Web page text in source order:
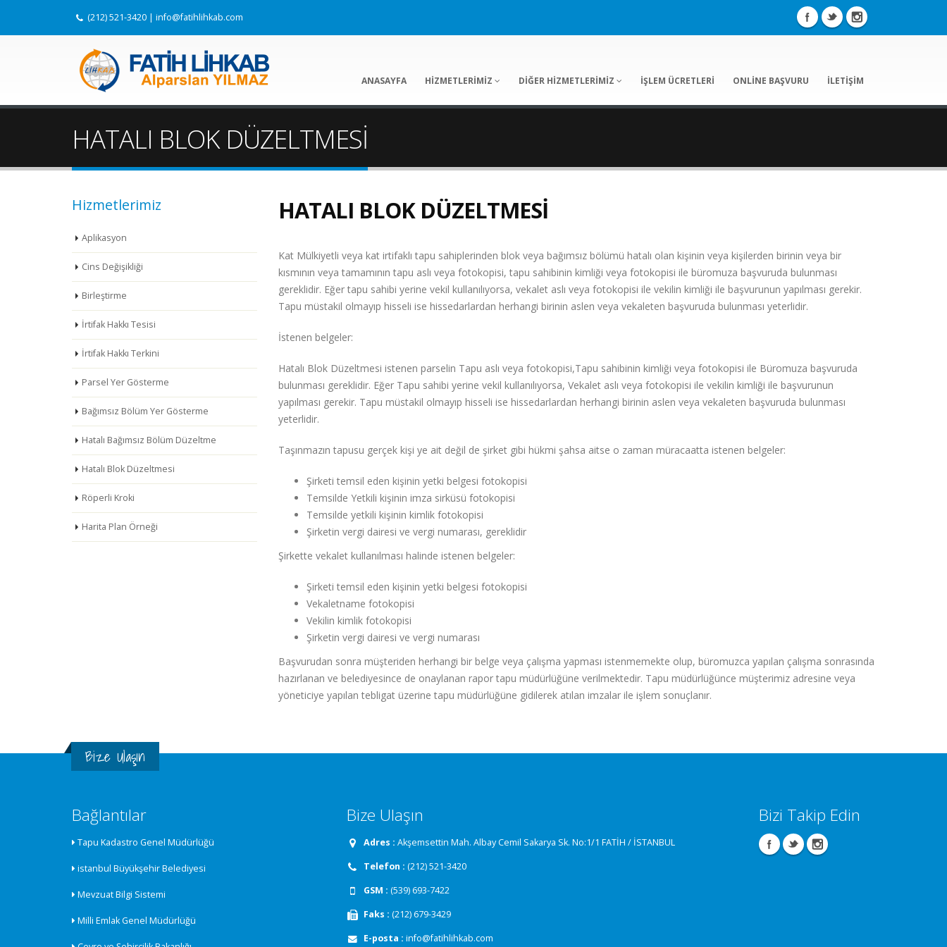
(212) 521-3420 | info@fatihlihkab.com
ANASAYFA HİZMETLERİMİZ DİĞER HİZMETLERİMİZ İŞLEM ÜCRETLERİ ONLİNE BAŞVURU İLETİŞİM
HATALI BLOK DÜZELTMESİ
Hizmetlerimiz
Aplikasyon
Cins Değişikliği
Birleştirme
İrtifak Hakkı Tesisi
İrtifak Hakkı Terkini
Parsel Yer Gösterme
Bağımsız Bölüm Yer Gösterme
Hatalı Bağımsız Bölüm Düzeltme
Hatalı Blok Düzeltmesi
Röperli Kroki
Harita Plan Örneği
HATALI BLOK DÜZELTMESİ
Kat Mülkiyetli veya kat irtifaklı tapu sahiplerinden blok veya bağımsız bölümü hatalı olan kişinin veya kişilerden birinin veya bir
kısmının veya tamamının tapu aslı veya fotokopisi, tapu sahibinin kimliği veya fotokopisi ile büromuza başvuruda bulunması
gereklidir. Eğer tapu sahibi yerine vekil kullanılıyorsa, vekalet aslı veya fotokopisi ile vekilin kimliği ile başvurunun yapılması gerekir.
Tapu müstakil olmayıp hisseli ise hissedarlardan herhangi birinin aslen veya vekaleten başvuruda bulunması yeterlidir.
İstenen belgeler:
Hatalı Blok Düzeltmesi istenen parselin Tapu aslı veya fotokopisi,Tapu sahibinin kimliği veya fotokopisi ile Büromuza başvuruda
bulunması gereklidir. Eğer Tapu sahibi yerine vekil kullanılıyorsa, Vekalet aslı veya fotokopisi ile vekilin kimliği ile başvurunun
yapılması gerekir. Tapu müstakil olmayıp hisseli ise hissedarlardan herhangi birinin aslen veya vekaleten başvuruda bulunması
yeterlidir.
Taşınmazın tapusu gerçek kişi ye ait değil de şirket gibi hükmi şahsa aitse o zaman müracaatta istenen belgeler:
Şirketi temsil eden kişinin yetki belgesi fotokopisi
Temsilde Yetkili kişinin imza sirküsü fotokopisi
Temsilde yetkili kişinin kimlik fotokopisi
Şirketin vergi dairesi ve vergi numarası, gereklidir
Şirkette vekalet kullanılması halinde istenen belgeler:
Şirketi temsil eden kişinin yetki belgesi fotokopisi
Vekaletname fotokopisi
Vekilin kimlik fotokopisi
Şirketin vergi dairesi ve vergi numarası
Başvurudan sonra müşteriden herhangi bir belge veya çalışma yapması istenmemekte olup, büromuzca yapılan çalışma sonrasında
hazırlanan ve belediyesince de onaylanan rapor tapu müdürlüğüne verilmektedir. Tapu müdürlüğünce müşterimiz adresine veya
yöneticiye yapılan tebligat üzerine tapu müdürlüğüne gidilerek atılan imzalar ile işlem sonuçlanır.
Bize Ulaşın
Bağlantılar
Tapu Kadastro Genel Müdürlüğü
istanbul Büyükşehir Belediyesi
Mevzuat Bilgi Sistemi
Milli Emlak Genel Müdürlüğü
Bize Ulaşın
Adres : Akşemsettin Mah. Albay Cemil Sakarya Sk. No:1/1 FATİH / İSTANBUL
Telefon : (212) 521-3420
GSM : (539) 693-7422
Faks : (212) 679-3429
E-posta : info@fatihlihkab.com
Bizi Takip Edin